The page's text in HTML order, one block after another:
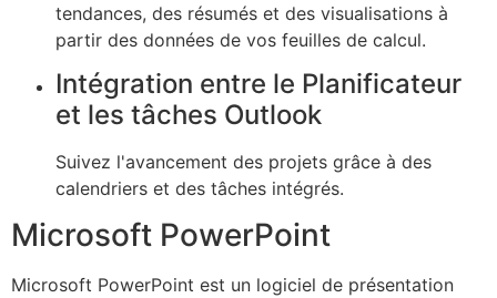
tendances, des résumés et des visualisations à
partir des données de vos feuilles de calcul.
Intégration entre le Planificateur
et les tâches Outlook
Suivez l'avancement des projets grâce à des
calendriers et des tâches intégrés.
Microsoft PowerPoint
Microsoft PowerPoint est un logiciel de présentation